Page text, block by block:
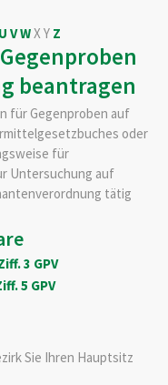
U VWXY Z
beantragen
für Gegenproben auf
oder
für
Untersuchung auf
tätig
3 GPV
5 GPV
Sie Ihren Hauptsitz